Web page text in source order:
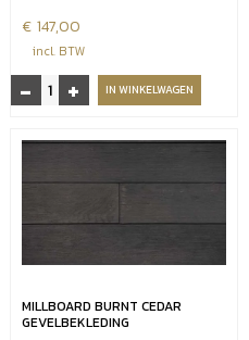
€ 147,00
incl. BTW
-
Millboard
Antique
3600
32
176
aantal
+ IN WINKELWAGEN
MILLBOARD BURNT CEDAR
GEVELBEKLEDING